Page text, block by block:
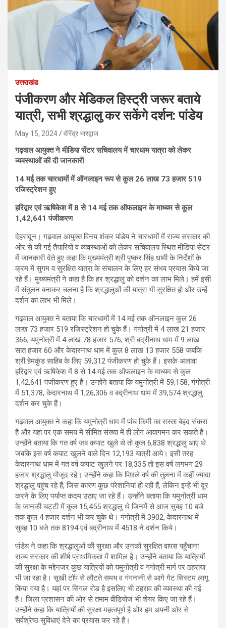
उत्तराखंड
पंजीकरण और मेडिकल हिस्ट्री जरूर बताये
यात्री, सभी श्रद्धालु कर सकेंगे दर्शन: पांडेय
May 15, 2024 वीरेंद्र भारद्वाज
गढ़वाल आयुक्त ने मीडिया सेंटर सचिवालय में चारधाम यात्रा को लेकर
व्यवस्थाओं की दी जानकारी
14 मई तक चारधामों में ऑनलाइन रूप से कुल 26 लाख 73 हजार 519
रजिस्ट्रेशन हुए
हरिद्वार एवं ऋषिकेश में 8 से 14 मई तक ऑफलाइन के माध्यम से कुल
1,42,641 पंजीकरण
देहरादून। गढ़वाल आयुक्त विनय शंकर पांडेय ने चारधामों में राज्य सरकार की
ओर से की गई तैयारियों व व्यवस्थाओं को लेकर सचिवालय स्थित मीडिया सेंटर
में जानकारी देते हुए कहा कि मुख्यमंत्री श्री पुष्कर सिंह धामी के निर्देशों के
क्रम में सुगम व सुरक्षित यात्रा के संचालन के लिए हर संभव प्रयास किये जा
रहे हैं। मुख्यमंत्री ने कहा है कि हर श्रद्धालु को दर्शन का लाभ मिले। हमें इसी
में संतुलन बनाकर चलना है कि श्रद्धालुओं की यात्रा भी सुरक्षित हो और उन्हें
दर्शन का लाभ भी मिले।
गढ़वाल आयुक्त ने बताया कि चारधामों में 14 मई तक ऑनलाइन कुल 26
लाख 73 हजार 519 रजिस्ट्रेशन हो चुके हैं। गंगोत्री में 4 लाख 21 हजार
366, यमुनोत्री में 4 लाख 78 हजार 576, श्री बद्रीनाथ धाम में 9 लाख
सात हजार 60 और केदारनाथ धाम में कुल 8 लाख 13 हजार 558 जबकि
श्री हेमकुंड साहिब के लिए 59,312 पंजीकरण हो चुके हैं। इसके अलावा
हरिद्वार एवं ऋषिकेश में 8 से 14 मई तक ऑफलाइन के माध्यम से कुल
1,42,641 पंजीकरण हुए हैं। उन्होंने बताया कि यमुनोत्री में 59,158, गंगोत्री
में 51,378, केदारनाथ में 1,26,306 व बद्रीनाथ धाम में 39,574 श्रद्धालु
दर्शन कर चुके हैं।
गढ़वाल आयुक्त ने कहा कि यमुनोत्री धाम में पांच किमी का रास्ता बेहद संकरा
है और यहां पर एक समय में सीमित संख्या में ही लोग आवागमन कर सकते हैं।
उन्होंने बताया कि गत वर्ष जब कपाट खुले थे तो कुल 6,838 श्रद्धालु आए थे
जबकि इस वर्ष कपाट खुलने वाले दिन 12,193 यात्री आये। इसी तरह
केदारनाथ धाम में गत वर्ष कपाट खुलने पर 18,335 तो इस वर्ष लगभग 29
हजार श्रद्धालु मौजूद रहे। उन्होंने कहा कि पिछले वर्ष की तुलना में कहीं ज्यादा
श्रद्धालु पहुंच रहे हैं, जिस कारण कुछ परेशानियां हो रही हैं, लेकिन इन्हें भी दूर
करने के लिए पर्याप्त कदम उठाए जा रहे हैं। उन्होंने बताया कि यमुनोत्री धाम
के जानकी चट्टी में कुल 15,455 श्रद्धालु थे जिनमें से आज सुबह 10 बजे
तक कुल 4 हजार दर्शन भी कर चुके थे। गंगोत्री में 3902, केदारनाथ में
सुबह 10 बजे तक 8194 एवं बद्रीनाथ में 4518 ने दर्शन किये।
पांडेय ने कहा कि श्रद्धालुओं की सुरक्षा और उनको सुरक्षित वापस पहुँचाना
राज्य सरकार की शीर्ष प्राथमिकता में शामिल है। उन्होंने बताया कि यात्रियों
की सुरक्षा के मद्देनजर कुछ यात्रियों को यमुनोत्री व गंगोत्री मार्ग पर ठहराया
भी जा रहा है। सूखी टॉप से लौटते समय व गंगनानी से आगे गेट सिस्टम लागू
किया गया है। यहां पर सिंगल रोड है इसलिए भी ठहराव की व्यवस्था की गई
है। जिला प्रशासन की ओर से तमाम वीडियोज भी शेयर किए जा रहे हैं।
उन्होंने कहा कि यात्रियों की सुरक्षा महत्वपूर्ण है और हम अपनी ओर से
सर्वश्रेष्ठ सुविधाएं देने का प्रयास कर रहे हैं।